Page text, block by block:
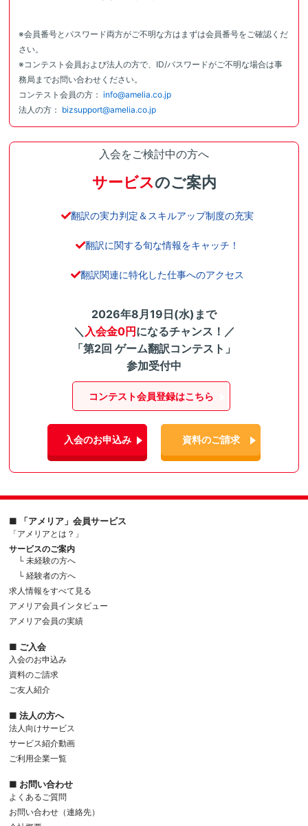
※会員番号とパスワード両方がご不明な方はまずは会員番号をご確認くだ
さい。
※コンテスト会員および法人の方で、ID/パスワードがご不明な場合は事
務局までお問い合わせください。
コンテスト会員の方： info@amelia.co.jp
法人の方： bizsupport@amelia.co.jp
入会をご検討中の方へ
サービスのご案内
翻訳の実力判定＆スキルアップ制度の充実
翻訳に関する旬な情報をキャッチ！
翻訳関連に特化した仕事へのアクセス
2026年8月19日(水)まで
＼ 入会金0円になるチャンス！／
「第2回 ゲーム翻訳コンテスト」
参加受付中
コンテスト会員登録はこちら
入会のお申込み 資料のご請求
■ 「アメリア」会員サービス
「アメリアとは？」
サービスのご案内
└ 未経験の方へ
└ 経験者の方へ
求人情報をすべて見る
アメリア会員インタビュー
アメリア会員の実績
■ ご入会
入会のお申込み
資料のご請求
ご友人紹介
■ 法人の方へ
法人向けサービス
サービス紹介動画
ご利用企業一覧
■ お問い合わせ
よくあるご質問
お問い合わせ（連絡先）